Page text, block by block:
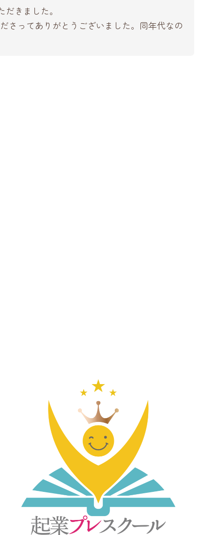
きました。
さってありがとうございました。同年代なの